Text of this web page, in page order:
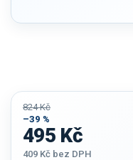
824 Kč
–39 %
495 Kč
409 Kč bez DPH